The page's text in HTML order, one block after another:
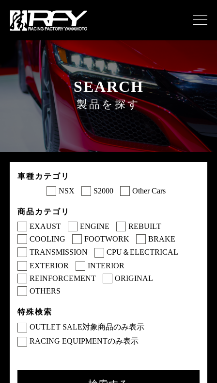
SEARCH
製品を探す
車種カテゴリ
NSX S2000 Other Cars
商品カテゴリ
EXAUST ENGINE
REBUILT
COOLING
FOOTWORK
BRAKE
TRANSMISSION
CPU＆ELECTRICAL
EXTERIOR
INTERIOR
REINFORCEMENT
ORIGINAL
OTHERS
特殊検索
OUTLET SALE対象商品のみ表示
RACING EQUIPMENTのみ表示